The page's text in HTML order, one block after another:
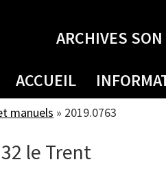
ARCHIVES
ACCUEIL
manuels » 2019.0763
le Trent